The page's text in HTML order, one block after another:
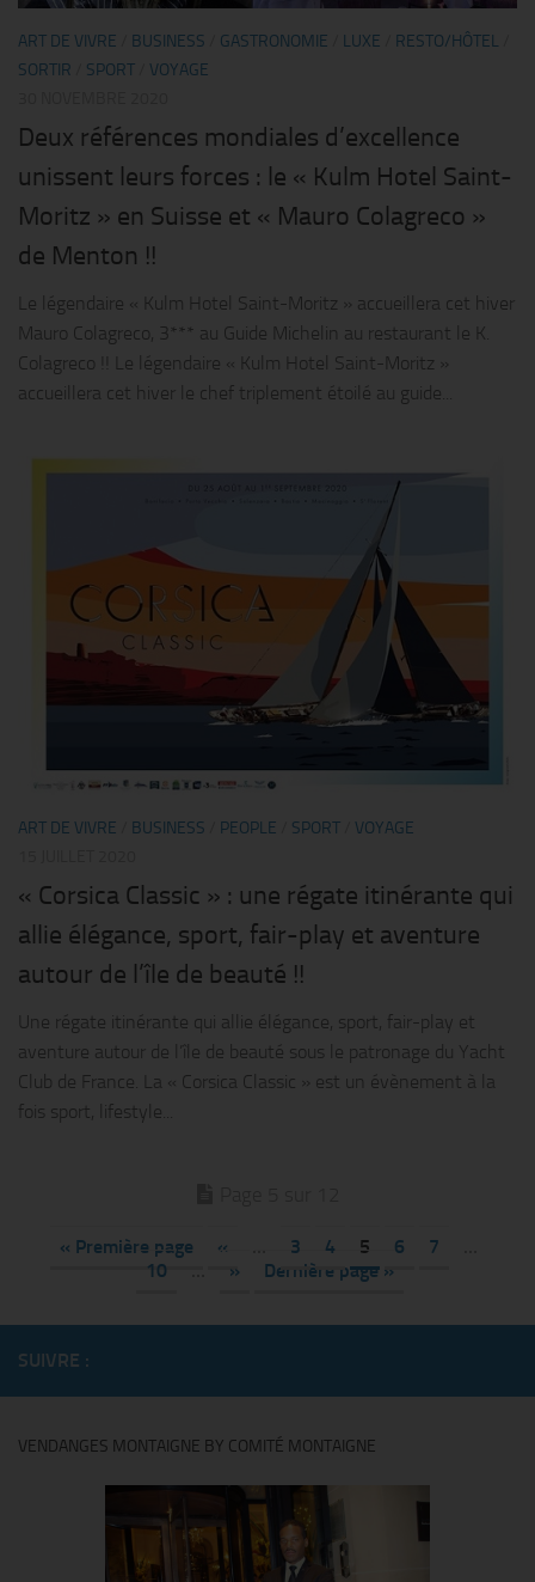
ART DE VIVRE BUSINESS GASTRONOMIE LUXE RESTO/HÔTEL
SORTIR
SPORT
VOYAGE
Deux références mondiales d’excellence
unissent leurs forces : le « Kulm Hotel Saint-
Moritz » en Suisse et « Mauro Colagreco »
de Menton !!
Le légendaire « Kulm Hotel Saint-Moritz » accueillera cet hiver
Mauro Colagreco, 3*** au Guide Michelin au restaurant le K.
Colagreco !! Le légendaire « Kulm Hotel Saint-Moritz »
accueillera cet hiver le chef triplement étoilé au guide...
ART DE VIVRE BUSINESS PEOPLE SPORT
VOYAGE
« Corsica Classic » : une régate itinérante qui
allie élégance, sport, fair-play et aventure
autour de l’île de beauté !!
Une régate itinérante qui allie élégance, sport, fair-play et
aventure autour de l’île de beauté sous le patronage du Yacht
Club de France. La « Corsica Classic » est un évènement à la
fois sport, lifestyle...
« Première page « 3 4 5 6 7
10
» Dernière page »
SUIVRE :
VENDANGES MONTAIGNE BY COMITÉ MONTAIGNE